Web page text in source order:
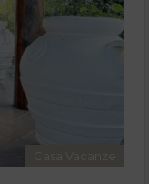
Casa Vacanze